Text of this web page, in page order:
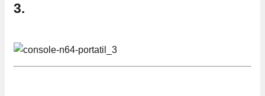
3.